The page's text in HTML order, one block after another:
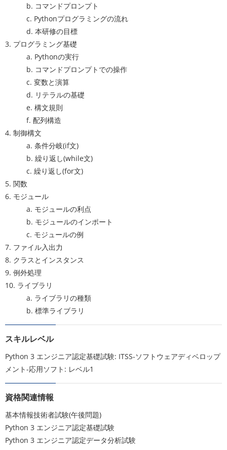
b. コマンドプロンプト
c. Pythonプログラミングの流れ
d. 本研修の目標
3. プログラミング基礎
a. Pythonの実行
b. コマンドプロンプトでの操作
c. 変数と演算
d. リテラルの基礎
e. 構文規則
f. 配列構造
4. 制御構文
a. 条件分岐(if文)
b. 繰り返し(while文)
c. 繰り返し(for文)
5. 関数
6. モジュール
a. モジュールの利点
b. モジュールのインポート
c. モジュールの例
7. ファイル入出力
8. クラスとインスタンス
9. 例外処理
10. ライブラリ
a. ライブラリの種類
b. 標準ライブラリ
スキルレベル
Python 3 エンジニア認定基礎試験: ITSS-ソフトウェアディベロップ
メント-応用ソフト: レベル1
資格関連情報
基本情報技術者試験(午後問題)
Python 3 エンジニア認定基礎試験
Python 3 エンジニア認定データ分析試験